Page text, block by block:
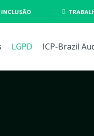
INCLUSÃO
LGPD ICP-Brazil